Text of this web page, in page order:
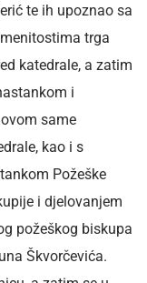
te ih upoznao sa
trga
katedrale, a zatim
i
same
kao i s
Požeške
i djelovanjem
požeškog biskupa
Škvorčevića.